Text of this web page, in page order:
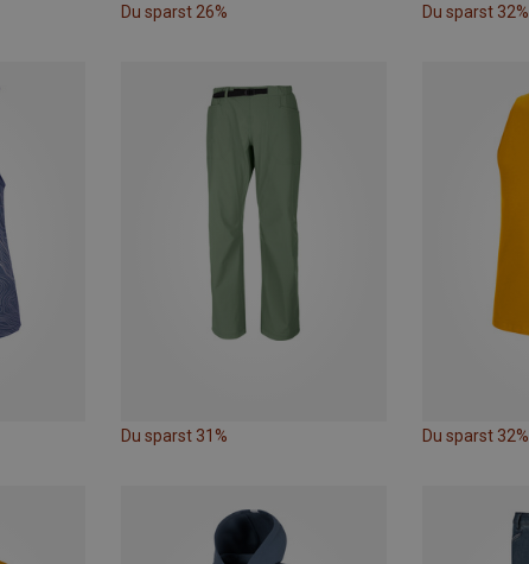
Du sparst 26% Du sparst 32%
Du sparst 31% Du sparst 32%